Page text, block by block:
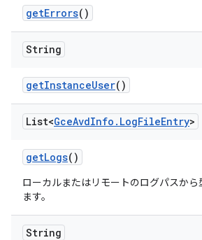
getErrors()
String
getInstanceUser()
List<GceAvdInfo . LogFileEntry>
getLogs()
ローカルまたはリモートのログパスから
ます。
String